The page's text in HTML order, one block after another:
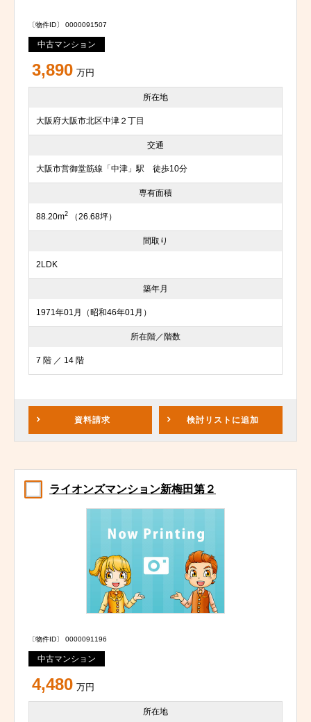
〔物件ID〕 0000091507
中古マンション
3,890 万円
所在地
大阪府大阪市北区中津２丁目
交通
大阪市営御堂筋線「中津」駅 徒歩10分
専有面積
88.20m2 （26.68坪）
間取り
2LDK
築年月
1971年01月（昭和46年01月）
所在階／階数
7 階 ／ 14 階
資料請求 検討リスト に追加
ライオンズマンション新梅田第２
〔物件ID〕 0000091196
中古マンション
4,480 万円
所在地